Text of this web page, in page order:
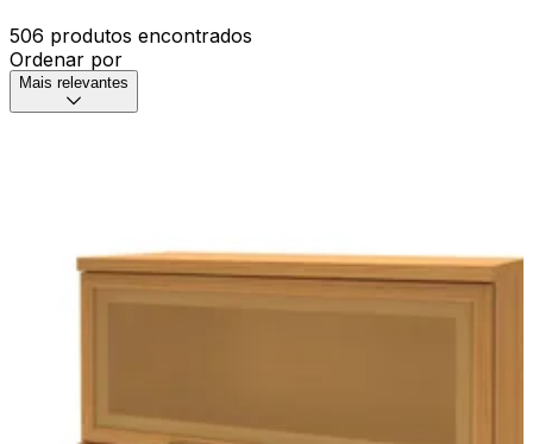
506 produtos encontrados
Ordenar por
Mais relevantes